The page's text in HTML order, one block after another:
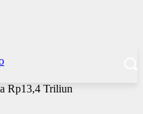
Rp13,4 Triliun